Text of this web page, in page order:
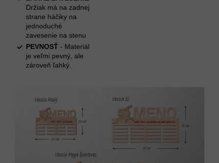
Držiak má na zadnej
strane háčiky na
jednoduché
zavesenie na stenu
PEVNOSŤ - Materiál
je veľmi pevný, ale
zároveň ľahký.